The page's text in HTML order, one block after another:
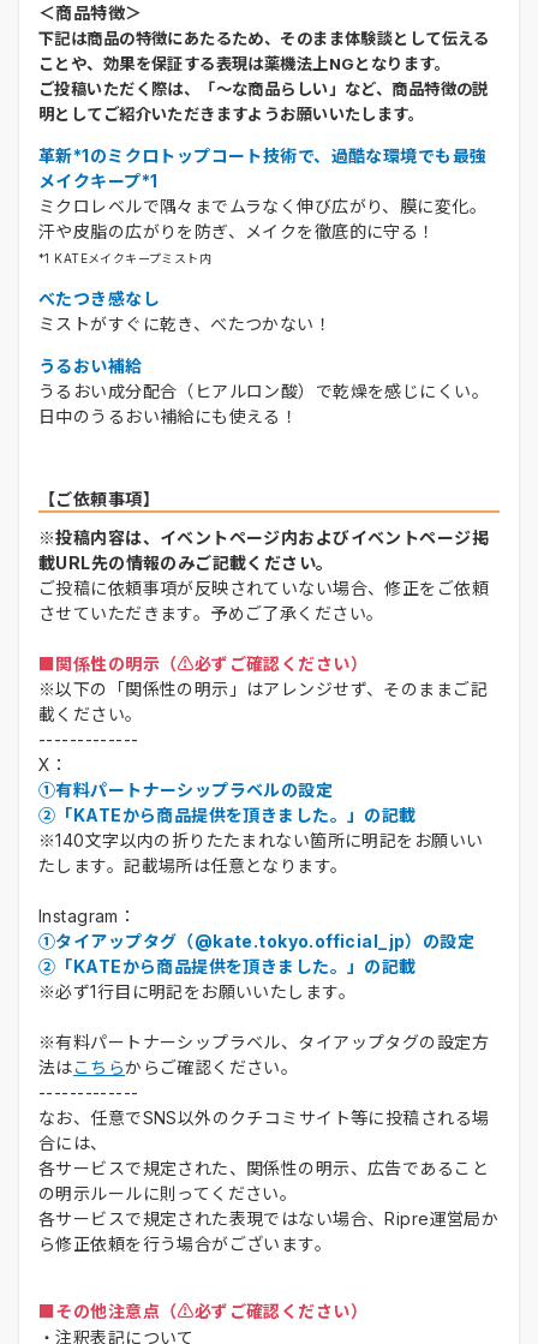
＜商品特徴＞
下記は商品の特徴にあたるため、そのまま体験談として伝える
ことや、効果を保証する表現は薬機法上NGとなります。
ご投稿いただく際は、「～な商品らしい」など、商品特徴の説
明としてご紹介いただきますようお願いいたします。
革新*1のミクロトップコート技術で、過酷な環境でも最強
メイクキープ*1
ミクロレベルで隅々までムラなく伸び広がり、膜に変化。
汗や皮脂の広がりを防ぎ、メイクを徹底的に守る！
*1 KATEメイクキープミスト内
べたつき感なし
ミストがすぐに乾き、べたつかない！
うるおい補給
うるおい成分配合（ヒアルロン酸）で乾燥を感じにくい。
日中のうるおい補給にも使える！
【ご依頼事項】
※投稿内容は、イベントページ内およびイベントページ掲
載URL先の情報のみご記載ください。
ご投稿に依頼事項が反映されていない場合、修正をご依頼
させていただきます。予めご了承ください。
■関係性の明示（⚠️必ずご確認ください）
※以下の「関係性の明示」はアレンジせず、そのままご記
載ください。
-------------
X：
①有料パートナーシップラベルの設定
②「KATEから商品提供を頂きました。」の記載
※140文字以内の折りたたまれない箇所に明記をお願いい
たします。記載場所は任意となります。
Instagram：
①タイアップタグ（@kate.tokyo.official_jp）の設定
②「KATEから商品提供を頂きました。」の記載
※必ず1行目に明記をお願いいたします。
※有料パートナーシップラベル、タイアップタグの設定方
法はこちらからご確認ください。
-------------
なお、任意でSNS以外のクチコミサイト等に投稿される場
合には、
各サービスで規定された、関係性の明示、広告であること
の明示ルールに則ってください。
各サービスで規定された表現ではない場合、Ripre運営局か
ら修正依頼を行う場合がございます。
■その他注意点（⚠️必ずご確認ください）
・注釈表記について